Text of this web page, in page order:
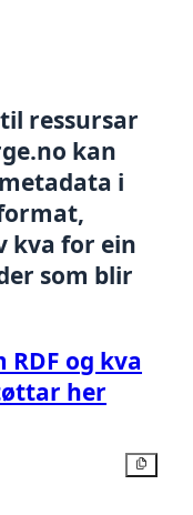
ressursar
kan
i
kva for ein
som blir
RDF og kva
her